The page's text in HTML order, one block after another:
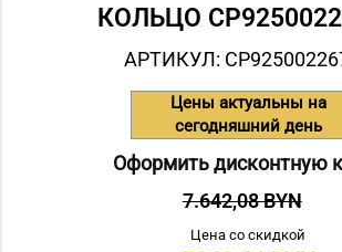
КОЛЬЦО
АРТИКУЛ:
Цены актуальны на
сегодняшний день
Оформить дисконтную
7.642,08 BYN
Цена со скидкой